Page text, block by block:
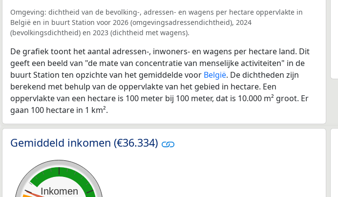
Omgeving: dichtheid van de bevolking-, adressen- en wagens per hectare oppervlakte in
België en in buurt Station voor 2026 (omgevingsadressendichtheid), 2024
(bevolkingsdichtheid) en 2023 (dichtheid met wagens).
De grafiek toont het aantal adressen-, inwoners- en wagens per hectare land. Dit
geeft een beeld van "de mate van concentratie van menselijke activiteiten" in de
buurt Station ten opzichte van het gemiddelde voor België. De dichtheden zijn
berekend met behulp van de oppervlakte van het gebied in hectare. Een
oppervlakte van een hectare is 100 meter bij 100 meter, dat is 10.000 m² groot. Er
gaan 100 hectare in 1 km².
Gemiddeld inkomen (€36.334)
Inkomen